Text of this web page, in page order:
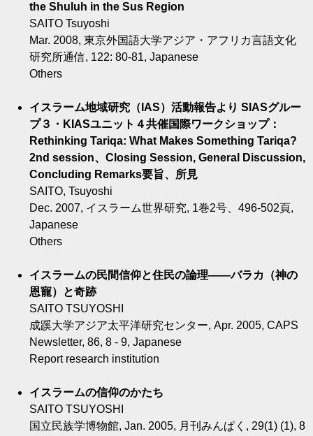
the Shuluh in the Sus Region
SAITO Tsuyoshi
Mar. 2008, 東京外国語大学アジア・アフリカ言語文化
研究所通信, 122: 80-81, Japanese
Others
イスラーム地域研究（IAS）活動報告より SIASグルー
プ３・KIASユニット４共催国際ワークショップ：
Rethinking Tariqa: What Makes Something Tariqa?
2nd session、Closing Session, General Discussion,
Concluding Remarks要旨、所見
SAITO, Tsuyoshi
Dec. 2007, イスラーム世界研究, 1巻2号、496-502頁,
Japanese
Others
イスラームの民間信仰と住民の論理――バラカ（神の
恩寵）と奇跡
SAITO TSUYOSHI
成蹊大学アジア太平洋研究センター, Apr. 2005, CAPS
Newsletter, 86, 8 - 9, Japanese
Report research institution
イスラームの信仰のかたち
SAITO TSUYOSHI
国立民族学博物館, Jan. 2005, 月刊みんぱく, 29(1) (1), 8